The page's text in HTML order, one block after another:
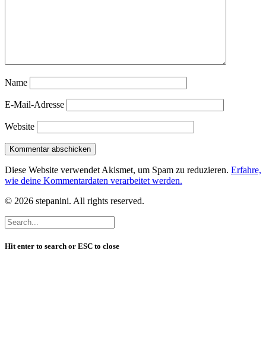
Name
E-Mail-Adresse
Website
Diese Website verwendet Akismet, um Spam zu reduzieren. Erfahre,
wie deine Kommentardaten verarbeitet werden.
© 2026 stepanini. All rights reserved.
Hit enter to search or ESC to close